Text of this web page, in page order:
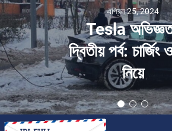
এপ্রিল 25, 2024
Tesla
দ্বিতীয় পর্ব: চার্জিং
নিয়ে